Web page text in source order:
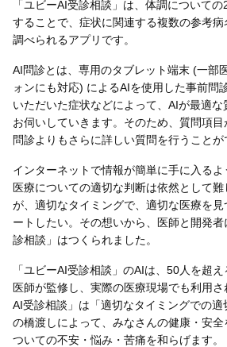
「ユビーAI受診相談」は、体調について
することで、症状に関連する複数の参考
調べられるアプリです。
AI問診とは、専用のタブレット端末 (一部
ォンにも対応) によるAIを使用した事前問
いただいた症状などによって、AIが最適
お伺いしていきます。そのため、質問項
問診よりもさらに詳しい質問を行うことが
インターネットで情報が簡単に手に入るよ
医療についての適切な判断は依然として
が、適切なタイミングで、適切な医療を
ートしたい。その想いから、医師と開発
診相談」はつくられました。
「ユビーAI受診相談」のAIは、50人を超
医師が監修し、実際の医療現場でも利用
AI受診相談」は「適切なタイミングでの適
の橋渡しによって、みなさんの健康・安
ついての不安・悩み・苦痛を和らげます。